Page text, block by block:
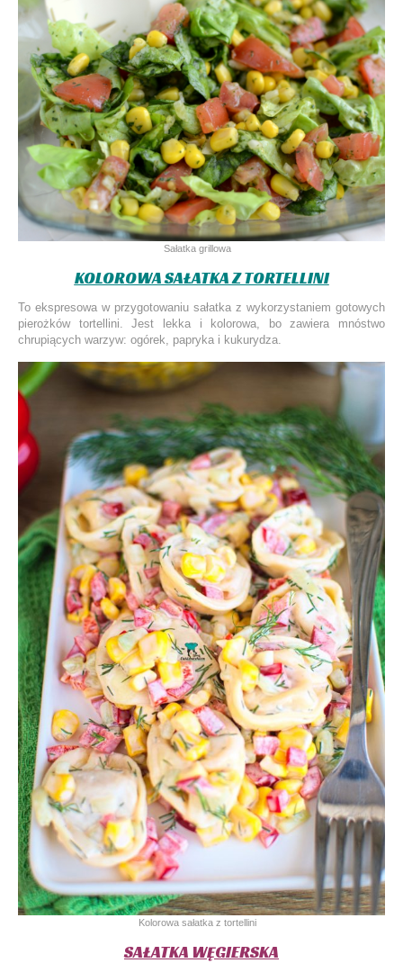
Sałatka grillowa
KOLOROWA SAŁATKA Z TORTELLINI
To ekspresowa w przygotowaniu sałatka z wykorzystaniem gotowych
pierożków tortellini. Jest lekka i kolorowa, bo zawiera mnóstwo
chrupiących warzyw: ogórek, papryka i kukurydza.
Kolorowa sałatka z tortellini
SAŁATKA WĘGIERSKA